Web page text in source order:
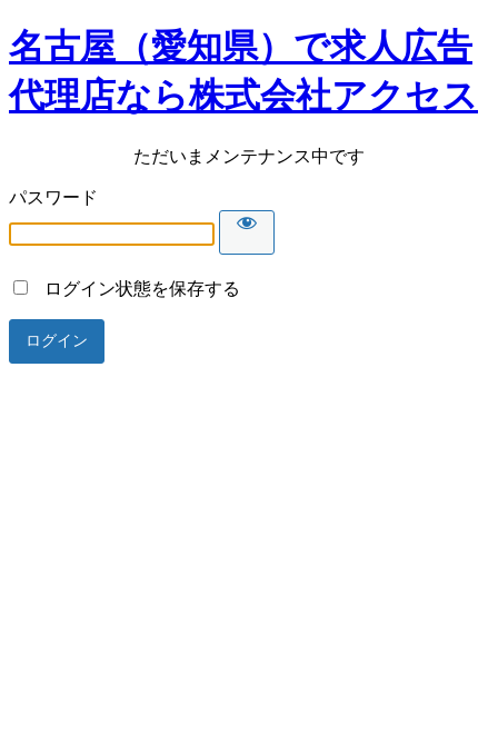
名古屋（愛知県）で求人広告
代理店なら株式会社アクセス
ただいまメンテナンス中です
パスワード
ログイン状態を保存する